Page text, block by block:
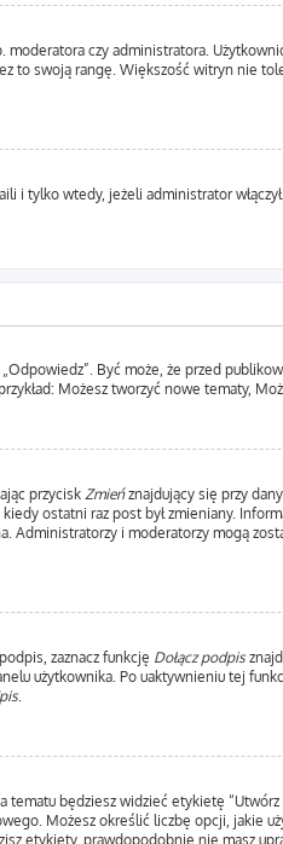
czy administratora.
to swoją rangę. Większość witryn nie
i tylko wtedy, jeżeli administrator
Być może, że przed
Możesz tworzyć nowe tematy,
przycisk Zmieńznajdujący się przy
ostatni raz post był zmieniany.
Administratorzy i moderatorzy mogą
zaznacz funkcję Dołącz podpis
użytkownika. Po uaktywnieniu tej
.
będziesz widzieć etykietę
Możesz określić liczbę opcji, jakie
etykiety, prawdopodobnie nie masz